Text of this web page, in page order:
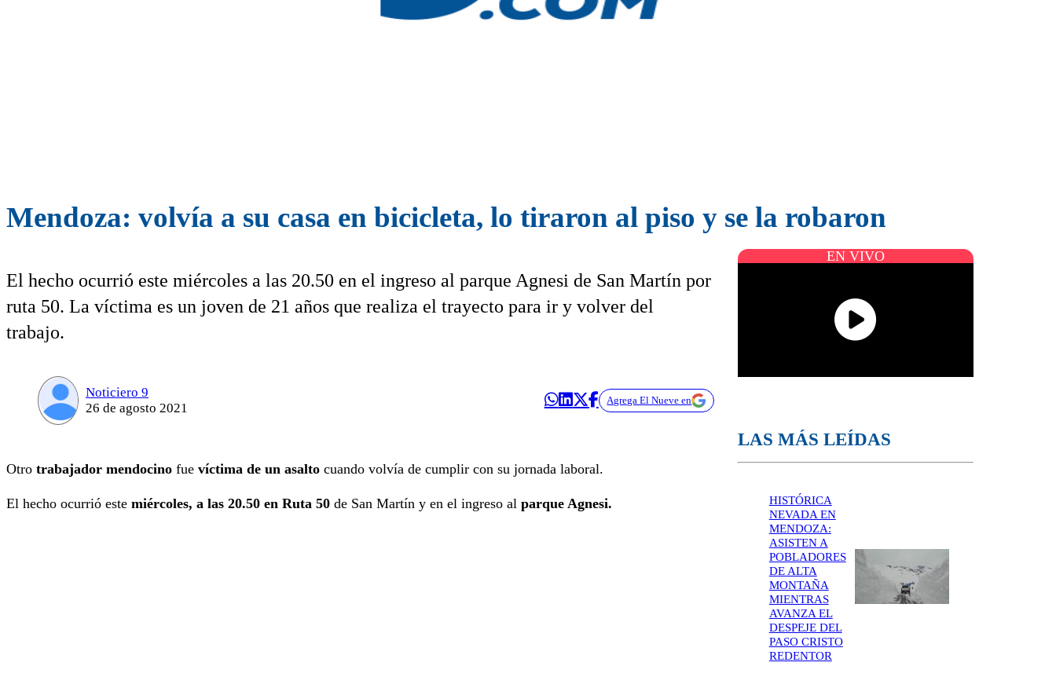
Mendoza: volvía a su casa en bicicleta, lo tiraron al piso y se la robaron
El hecho ocurrió este miércoles a las 20.50 en el ingreso al parque Agnesi de San Martín por
ruta 50. La víctima es un joven de 21 años que realiza el trayecto para ir y volver del
trabajo.
Noticiero 9
26 de agosto 2021
Agrega El Nueve en
Otro trabajador mendocino fue víctima de un asalto cuando volvía de cumplir con su jornada laboral.
El hecho ocurrió este miércoles, a las 20.50 en Ruta 50 de San Martín y en el ingreso al parque Agnesi.
EN VIVO
LAS MÁS LEÍDAS
HISTÓRICA
NEVADA EN
MENDOZA:
ASISTEN A
POBLADORES
DE ALTA
MONTAÑA
MIENTRAS
AVANZA EL
DESPEJE DEL
PASO CRISTO
REDENTOR